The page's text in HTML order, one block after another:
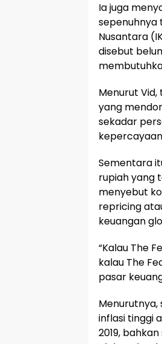
Ia juga
sepenuhnya
Nusantara
disebut
Menurut
yang
sekadar
Sementara
rupiah yang
menyebut
repricing
keuangan
“Kalau The
kalau The
pasar
inflasi tinggi
2019,